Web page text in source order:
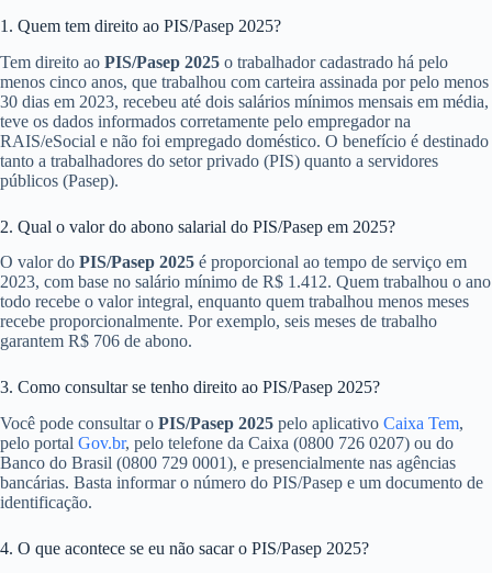
1. Quem tem direito ao PIS/Pasep 2025?
Tem direito ao PIS/Pasep 2025 o trabalhador cadastrado há pelo
menos cinco anos, que trabalhou com carteira assinada por pelo menos
30 dias em 2023, recebeu até dois salários mínimos mensais em média,
teve os dados informados corretamente pelo empregador na
RAIS/eSocial e não foi empregado doméstico. O benefício é destinado
tanto a trabalhadores do setor privado (PIS) quanto a servidores
públicos (Pasep).
2. Qual o valor do abono salarial do PIS/Pasep em 2025?
O valor do PIS/Pasep 2025 é proporcional ao tempo de serviço em
2023, com base no salário mínimo de R$ 1.412. Quem trabalhou o ano
todo recebe o valor integral, enquanto quem trabalhou menos meses
recebe proporcionalmente. Por exemplo, seis meses de trabalho
garantem R$ 706 de abono.
3. Como consultar se tenho direito ao PIS/Pasep 2025?
Você pode consultar o PIS/Pasep 2025 pelo aplicativo Caixa Tem,
pelo portal Gov.br, pelo telefone da Caixa (0800 726 0207) ou do
Banco do Brasil (0800 729 0001), e presencialmente nas agências
bancárias. Basta informar o número do PIS/Pasep e um documento de
identificação.
4. O que acontece se eu não sacar o PIS/Pasep 2025?